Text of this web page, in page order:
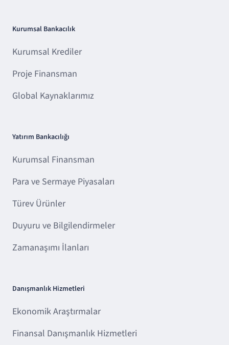
Kurumsal Bankacılık
Kurumsal Krediler
Proje Finansman
Global Kaynaklarımız
Yatırım Bankacılığı
Kurumsal Finansman
Para ve Sermaye Piyasaları
Türev Ürünler
Duyuru ve Bilgilendirmeler
Zamanaşımı İlanları
Danışmanlık Hizmetleri
Ekonomik Araştırmalar
Finansal Danışmanlık Hizmetleri